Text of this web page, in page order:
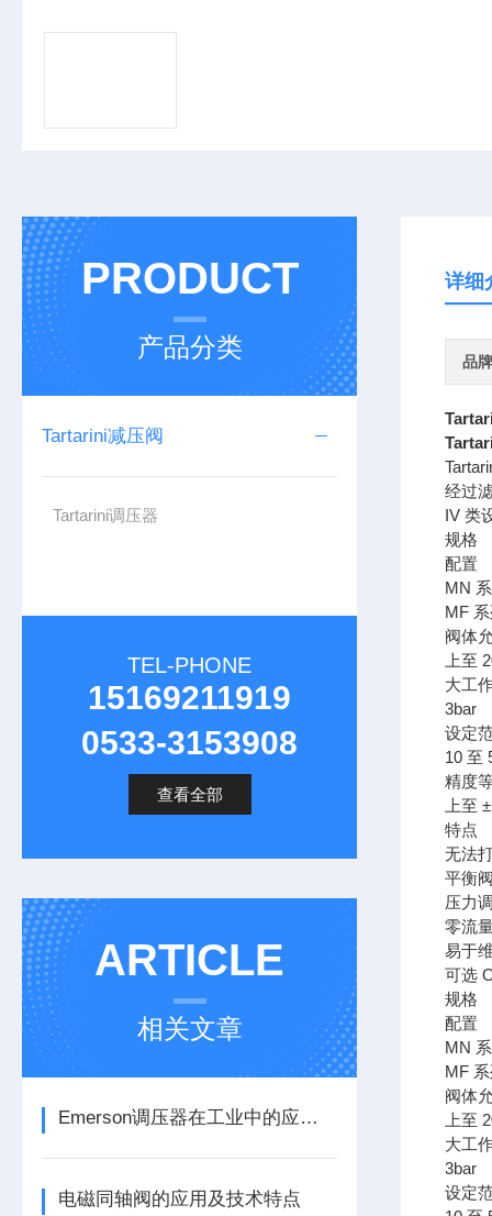
PRODUCT
产品分类
Tartarini减压阀
Tartarini调压器
TEL-PHONE
15169211919
0533-3153908
查看全部
ARTICLE
相关文章
Emerson调压器在工业中的应用有哪些？
电磁同轴阀的应用及技术特点
详细
品牌
经过
IV 类
规格
配置
MN
MF
阀体
上至
大工
3bar
设定
10 至
精度
上至
特点
无法
平衡
压力
零流
易于
可选
规格
配置
MN
MF
阀体
上至
大工
3bar
设定